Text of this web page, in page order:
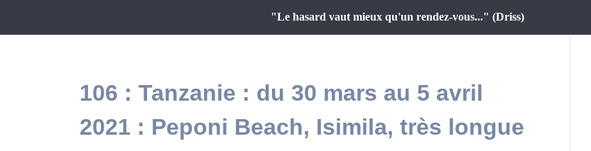
"Le hasard vaut mieux qu'un rendez-vous..." (Driss)
106 : Tanzanie : du 30 mars au 5 avril
2021 : Peponi Beach, Isimila, très longue